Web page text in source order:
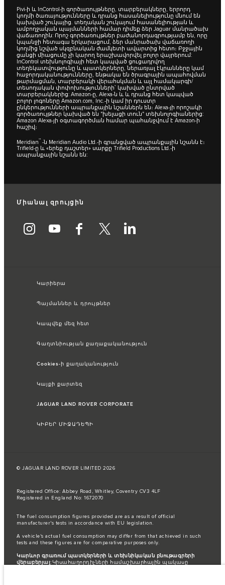
Pivi-ի և InControl-ի գործառույթները, տարբերակները, երրորդ
կողմի ծառայությունները և դրանց հասանելիությունը մնում են
կախված շուկայից. տեղական շուկայում հասանելիության և
ամբողջական պայմանների համար դիմեք ձեր Jaguar մանրածախ
վաճառողին: Որոշ գործառույթներ բաժանորդագրությամբ են, որը
կպանջի հետագա երկարացում, ձեր մանրածախ վաճառողի
կողմից նշված սկզբնական ժամկետի ավարտից հետո։ Բջջային
ցանցի միացումը չի կարող երաշխավորվել բոլոր վայրերում:
InControl տեխնոլոգիայի հետ կապված ցուցադրվող
տեղեկատվությունը և պատկերները, ներառյալ էկրանները կամ
հաջորդականությունները, ենթակա են ծրագրային ապահովման
թարմացման, տարբերակի վերահսկման և այլ համակարգի/
տեսողական փոփոխությունների՝ կախված ընտրված
տարբերակներից: Amazon-ը, Alexa-ն և և դրանց հետ կապված
բոլոր լոգոները Amazon.com, Inc.-ի կամ իր դուստր
ընկերությունների ապրանքային նշաններն են։ Alexa-յի որոշակի
գործառույթներ կախված են "խելացի տուն" տեխնոլոգիաներից:
Amazon Alexa-յի օգտագործման համար պահանջվում է Amazon-ի
հաշիվ։
Meridian™ -ն Meridian Audio Ltd.-ի գրանցված ապրանքային նշանն է։
Trifield-ը և «երեք դաշտեր» սարքը Trifield Productions Ltd.-ի
ապրանքային նշանն են:
Միանալ զրույցին
Կարիերա
Պայմաններ և դրույթներ
Կապվեք մեզ հետ
Գաղտնիության քաղաքականություն
Cookies-ի քաղականություն
Կայքի քարտեզ
JAGUAR LAND ROVER CORPORATE
ԿԻԲԵՐ ՄԻՋԱԴԵՊԻ
© JAGUAR LAND ROVER LIMITED 2026
Registered Office: Abbey Road, Whitley, Coventry CV3 4LF
Registered in England No: 1672070
The fuel consumption figures provided are as a result of official
manufacturer's tests in accordance with EU legislation.
A vehicle's actual fuel consumption may differ from that achieved in such
tests and these figures are for comparative purposes only.
Կարևոր գրառում պատկերների և տեխնիկական բնութագրերի
վերաբերյալ:Կիսահաղորդիչների համաշխարհային պակասը